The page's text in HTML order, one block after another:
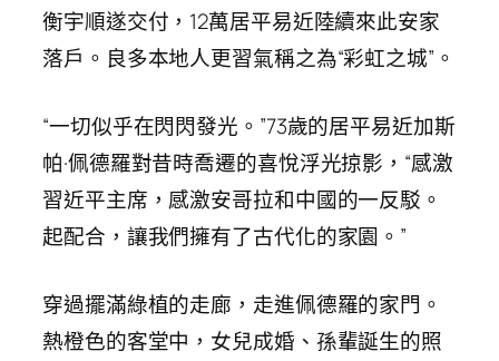
衡宇順遂交付，12萬居平易近陸續來此安家
落戶。良多本地人更習氣稱之為“彩虹之城”。
“一切似乎在閃閃發光。”73歲的居平易近加斯
帕·佩德羅對昔時喬遷的喜悅浮光掠影，“感激
習近平主席，感激安哥拉和中國的一反駁。
起配合，讓我們擁有了古代化的家園。”
穿過擺滿綠植的走廊，走進佩德羅的家門。
熱橙色的客堂中，女兒成婚、孫輩誕生的照